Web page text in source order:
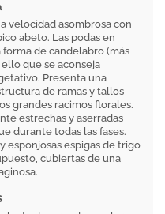
velocidad asombrosa con
abeto. Las podas en
de candelabro (más
que se aconseja
Presenta una
de ramas y tallos
grandes racimos florales.
estrechas y aserradas
durante todas las fases.
esponjosas espigas de trigo
cubiertas de una